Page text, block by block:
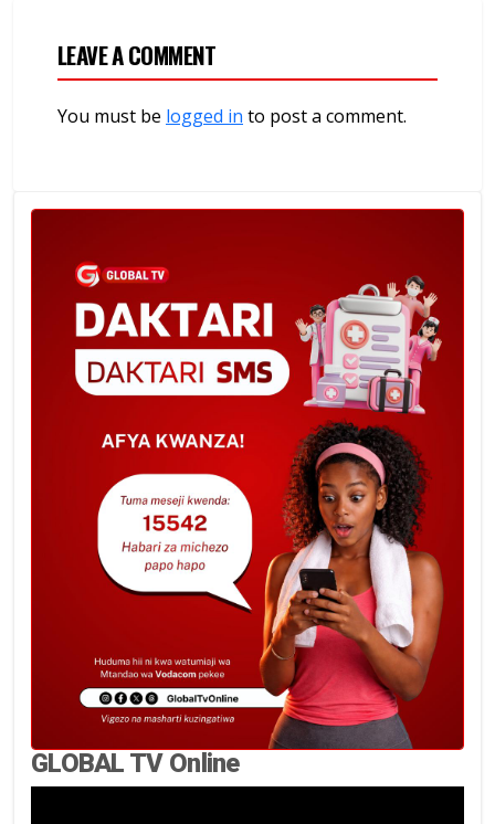
LEAVE A COMMENT
You must be logged in to post a comment.
GLOBAL TV Online